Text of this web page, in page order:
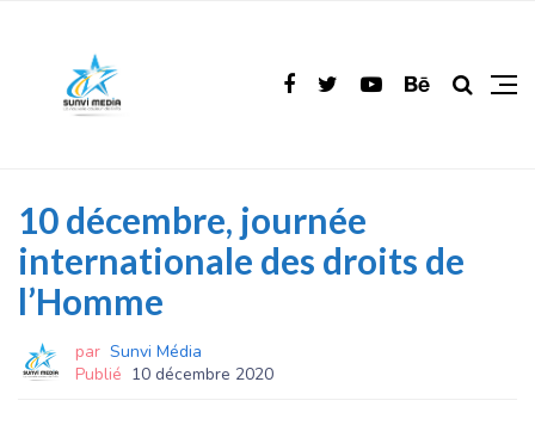
10 décembre, journée
internationale des droits de
l’Homme
par Sunvi Média
Publié 10 décembre 2020